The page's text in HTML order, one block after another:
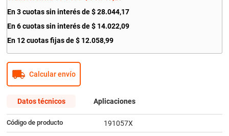
En 3 cuotas sin interés de $ 28.044,17
En 6 cuotas sin interés de$ 14.022,09
En 12 cuotas fijas de $ 12.058,99
Calcular envío
Datos técnicos Aplicaciones
Código de producto 191057X